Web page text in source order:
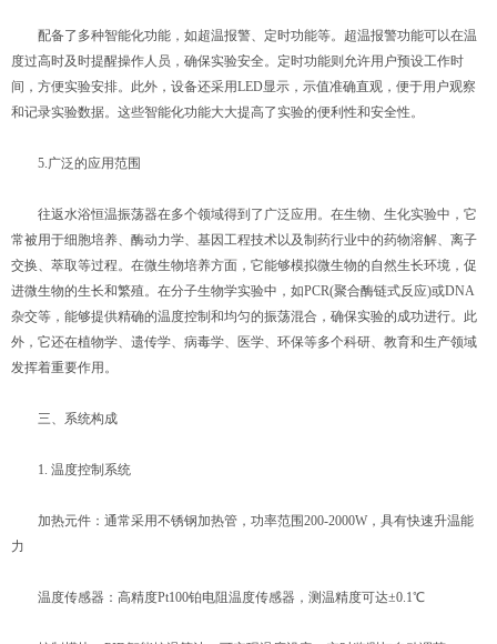
配备了多种智能化功能，如超温报警、定时功能等。超温报警功能可以在温
度过高时及时提醒操作人员，确保实验安全。定时功能则允许用户预设工作时
间，方便实验安排。此外，设备还采用LED显示，示值准确直观，便于用户观察
和记录实验数据。这些智能化功能大大提高了实验的便利性和安全性。
5.广泛的应用范围
往返水浴恒温振荡器在多个领域得到了广泛应用。在生物、生化实验中，它
常被用于细胞培养、酶动力学、基因工程技术以及制药行业中的药物溶解、离子
交换、萃取等过程。在微生物培养方面，它能够模拟微生物的自然生长环境，促
进微生物的生长和繁殖。在分子生物学实验中，如PCR(聚合酶链式反应)或DNA
杂交等，能够提供精确的温度控制和均匀的振荡混合，确保实验的成功进行。此
外，它还在植物学、遗传学、病毒学、医学、环保等多个科研、教育和生产领域
发挥着重要作用。
三、系统构成
1. 温度控制系统
加热元件：通常采用不锈钢加热管，功率范围200-2000W，具有快速升温能
力
温度传感器：高精度Pt100铂电阻温度传感器，测温精度可达±0.1℃